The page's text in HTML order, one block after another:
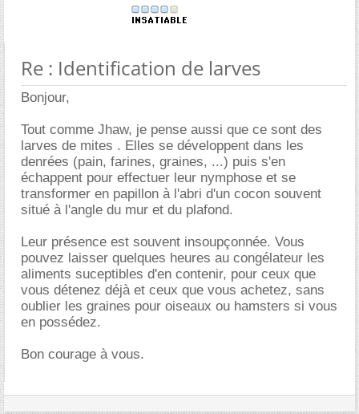
Re : Identification de larves
Bonjour,
Tout comme Jhaw, je pense aussi que ce sont des
larves de mites . Elles se développent dans les
denrées (pain, farines, graines, ...) puis s'en
échappent pour effectuer leur nymphose et se
transformer en papillon à l'abri d'un cocon souvent
situé à l'angle du mur et du plafond.
Leur présence est souvent insoupçonnée. Vous
pouvez laisser quelques heures au congélateur les
aliments suceptibles d'en contenir, pour ceux que
vous détenez déjà et ceux que vous achetez, sans
oublier les graines pour oiseaux ou hamsters si vous
en possédez.
Bon courage à vous.